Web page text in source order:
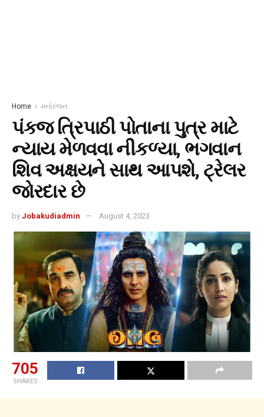
Home મનોરંજન
પંકજ ત્રિપાઠી પોતાના પુત્ર માટે
ન્યાય મેળવવા નીકળ્યા, ભગવાન
શિવ અક્ષયને સાથ આપશે, ટ્રેલર
જોરદાર છે
by Jobakudiadmin August 4, 2023
705
SHARES